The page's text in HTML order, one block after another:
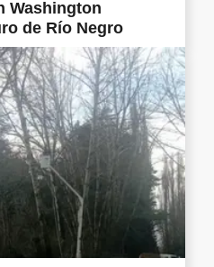
Washington
de Río Negro